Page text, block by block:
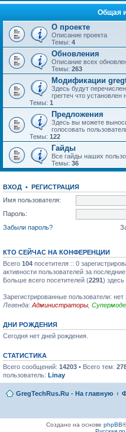
Общая
О проекте
Описание проекта
Темы: 4
Обновления
Описание всех
Темы: 263
Модификации
Здесь будут
грегтеч что установлен
Темы: 1
Предложения
Здесь вы можете
голосовать
Темы: 122
Гайды
Все гайды наших
Темы: 36
ВХОД • РЕГИСТРАЦИЯ
Имя пользователя:
Пароль:
Забыли пароль?
КТО СЕЙЧАС НА КОНФЕРЕНЦИИ
Всего 104 посетителя :: 0
активности пользователей за
Больше всего посетителей (2291)
Зарегистрированные пользователи:
Легенда: Администраторы
ДНИ РОЖДЕНИЯ
Сегодня нет дней рождения.
СТАТИСТИКА
Всего сообщений: 14203 • Всего тем:
пользователь: Linay
GregTechRus.Ru - На главную
Создано на основе phpBB